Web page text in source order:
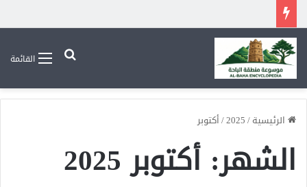
القائمةبحث عن
الرئيسية/
2025
/أكتوبر
الشهر: أكتوبر 2025